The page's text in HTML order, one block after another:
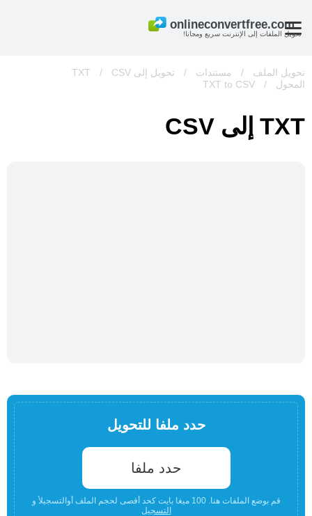
تحويل الملفات إلى الإنترنت سريع ومجانا!
تحويل الملف / مستندات / تحويل إلى TXT /
CSV
المحول
/
TXT to CSV
TXT إلى CSV
حدد ملفا للتحويل
حدد ملفا
قم بوضع الملفات هنا. 100 ميغا بايت كحد أقصى لحجم الملف أوالتسجيلأ و
التسجيل